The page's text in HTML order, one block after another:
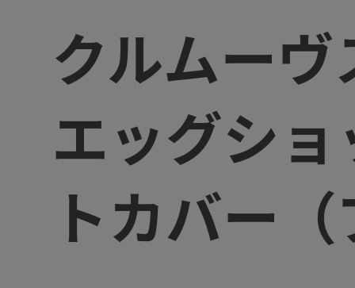
クルムー
エッグシ
トカバー